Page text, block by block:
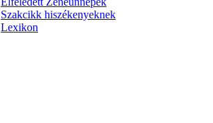
Szakcikk hiszékenyeknek
Lexikon